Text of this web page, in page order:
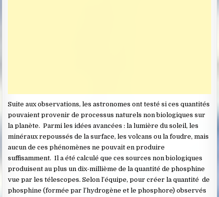
Suite aux observations, les astronomes ont testé si ces quantités
pouvaient provenir de processus naturels non biologiques sur
la planète. Parmi les idées avancées : la lumière du soleil, les
minéraux repoussés de la surface, les volcans ou la foudre, mais
aucun de ces phénomènes ne pouvait en produire
suffisamment. Il a été calculé que ces sources non biologiques
produisent au plus un dix-millième de la quantité de phosphine
vue par les télescopes. Selon l’équipe, pour créer la quantité de
phosphine (formée par l’hydrogène et le phosphore) observés